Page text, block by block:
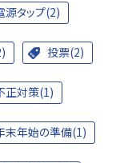
源タップ(2)
投票(2)
正対策(1)
末年始の準備(1)